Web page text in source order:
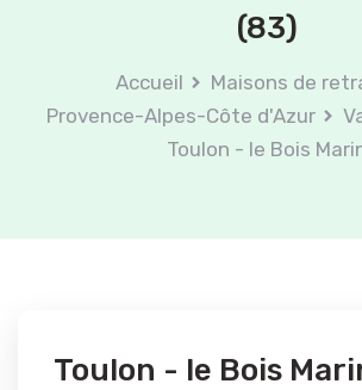
(83)
Accueil
Maisons de
Provence-Alpes-Côte d'Azur
Toulon - le Bois
Toulon - le Bois